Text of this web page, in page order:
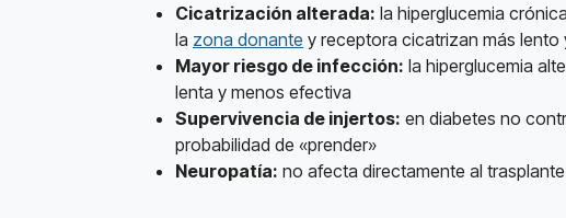
Cicatrización alterada: la hiperglucemia
la zona donante y receptora cicatrizan más
Mayor riesgo de infección: la hiperglucemia
lenta y menos efectiva
Supervivencia de injertos: en diabetes no
probabilidad de «prender»
Neuropatía: no afecta directamente al